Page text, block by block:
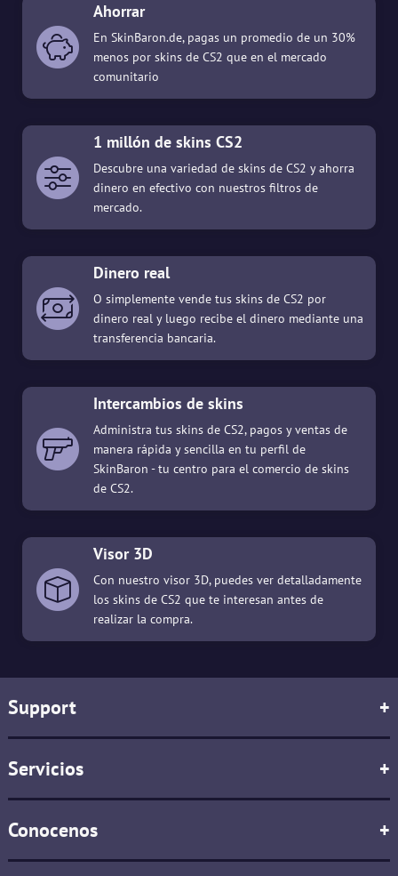
Ahorrar
En SkinBaron.de, pagas un promedio de un 30%
menos por skins de CS2 que en el mercado
comunitario
1 millón de skins CS2
Descubre una variedad de skins de CS2 y ahorra
dinero en efectivo con nuestros filtros de
mercado.
Dinero real
O simplemente vende tus skins de CS2 por
dinero real y luego recibe el dinero mediante una
transferencia bancaria.
Intercambios de skins
Administra tus skins de CS2, pagos y ventas de
manera rápida y sencilla en tu perfil de
SkinBaron - tu centro para el comercio de skins
de CS2.
Visor 3D
Con nuestro visor 3D, puedes ver detalladamente
los skins de CS2 que te interesan antes de
realizar la compra.
Support +
Servicios +
Conocenos +